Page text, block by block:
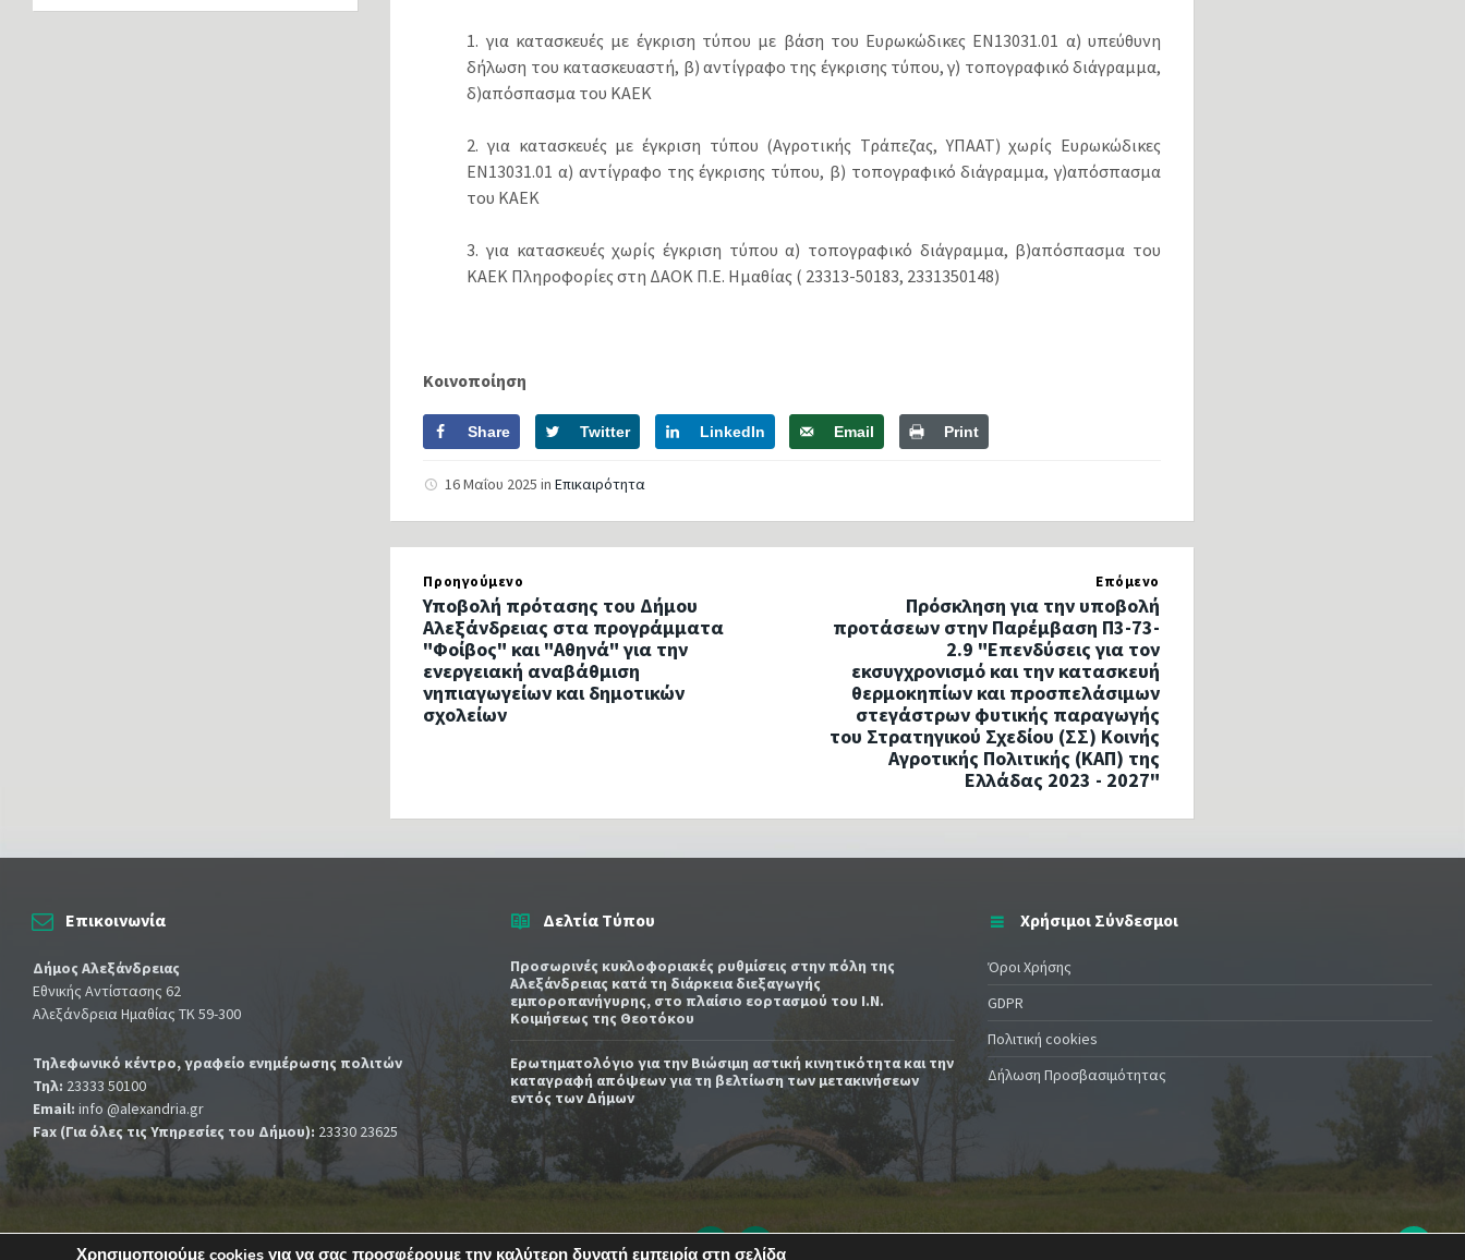
1. για κατασκευές με έγκριση τύπου με βάση του Ευρωκώδικες ΕΝ13031.01 α) υπεύθυνη
δήλωση του κατασκευαστή, β) αντίγραφο της έγκρισης τύπου, γ) τοπογραφικό διάγραμμα,
δ)απόσπασμα του ΚΑΕΚ
2. για κατασκευές με έγκριση τύπου (Αγροτικής Τράπεζας, ΥΠΑΑΤ) χωρίς Ευρωκώδικες
ΕΝ13031.01 α) αντίγραφο της έγκρισης τύπου, β) τοπογραφικό διάγραμμα, γ)απόσπασμα
του ΚΑΕΚ
3. για κατασκευές χωρίς έγκριση τύπου α) τοπογραφικό διάγραμμα, β)απόσπασμα του
ΚΑΕΚ Πληροφορίες στη ΔΑΟΚ Π.Ε. Ημαθίας ( 23313-50183, 2331350148)
Κοινοποίηση
Share Twitter LinkedIn Email Print
16 Μαΐου 2025inΕπικαιρότητα
Προηγούμενο
Υποβολή πρότασης του Δήμου
Αλεξάνδρειας στα προγράμματα
"Φοίβος" και "Αθηνά" για την
ενεργειακή αναβάθμιση
νηπιαγωγείων και δημοτικών
σχολείων
Επόμενο
Πρόσκληση για την υποβολή
προτάσεων στην Παρέμβαση Π3-73-
2.9 "Επενδύσεις για τον
εκσυγχρονισμό και την κατασκευή
θερμοκηπίων και προσπελάσιμων
στεγάστρων φυτικής παραγωγής
του Στρατηγικού Σχεδίου (ΣΣ) Κοινής
Αγροτικής Πολιτικής (ΚΑΠ) της
Ελλάδας 2023 - 2027"
Επικοινωνία
Δήμος Αλεξάνδρειας
Εθνικής Αντίστασης 62
Αλεξάνδρεια Ημαθίας ΤΚ 59-300
Τηλεφωνικό κέντρο, γραφείο ενημέρωσης πολιτών
Τηλ: 23333 50100
Email: info @alexandria.gr
Fax (Για όλες τις Υπηρεσίες του Δήμου): 23330 23625
Δελτία Τύπου
Προσωρινές κυκλοφοριακές ρυθμίσεις στην πόλη της
Αλεξάνδρειας κατά τη διάρκεια διεξαγωγής
εμποροπανήγυρης, στο πλαίσιο εορτασμού του Ι.Ν.
Κοιμήσεως της Θεοτόκου
Ερωτηματολόγιο για την Βιώσιμη αστική κινητικότητα και την
καταγραφή απόψεων για τη βελτίωση των μετακινήσεων
εντός των Δήμων
Χρήσιμοι Σύνδεσμοι
Όροι Χρήσης
GDPR
Πολιτική cookies
Δήλωση Προσβασιμότητας
Email
url
YouTube
url
Χρησιμοποιούμε cookies για να σας προσφέρουμε την καλύτερη δυνατή εμπειρία στη σελίδα